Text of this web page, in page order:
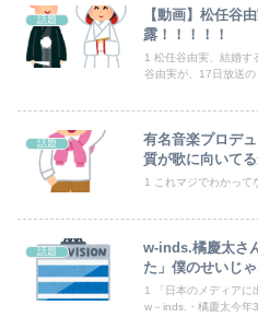
後呂有紗アナ 袖口からイン
【画像】抜けるヱロアニメ教
話題
【動画】松任谷
露！！！！！
1 松任谷由実、結婚す
谷由実が、17日放送
話題
有名音楽プロデ
質が歌に向いて
1 これマジでわかって
話題
w-inds.橘慶太さ
た」僕のせいじ
1 「日本のメディアに
w－inds.・橘慶太今年3